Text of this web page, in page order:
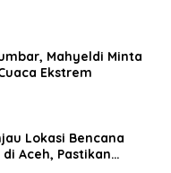
Mahyeldi Minta
Ekstrem
Lokasi Bencana
Aceh, Pastikan